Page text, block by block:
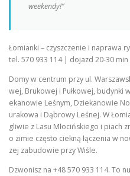
weekendy!”
Łomianki – czyszczenie i naprawa
tel. 570 933 114 | dojazd 20-30
Domy w centrum przy ul.
wej, Brukowej i Pułkowej, budynki
ekanowie Leśnym, Dziekanowie
urakowa i Dąbrowy Leśnej. W
gliwie z Lasu Młocińskiego i piach
o zimie często ciekną łączenia w
zej zabudowie przy Wiśle.
Dzwonisz na +48 570 933 114. To